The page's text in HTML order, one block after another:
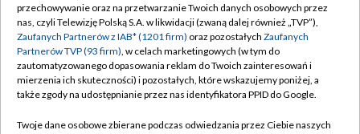
Abonament TVP
Emisja w TVP
Centrum informacji TVP
Naziemna Telewizja Cyfrowa
Regulamin TVP
Polityka prywatności
Moje zgody
Pomoc
przechowywanie oraz na przetwarzanie Twoich danych osobowych przez
nas, czyli Telewizję Polską S.A. w likwidacji (zwaną dalej również „TVP”),
Zaufanych Partnerów z IAB* (1201 firm) oraz pozostałych Zaufanych
Partnerów TVP (93 firm), w celach marketingowych (w tym do
zautomatyzowanego dopasowania reklam do Twoich zainteresowań i
mierzenia ich skuteczności) i pozostałych, które wskazujemy poniżej, a
także zgody na udostępnianie przez nas identyfikatora PPID do Google.
Twoje dane osobowe zbierane podczas odwiedzania przez Ciebie naszych